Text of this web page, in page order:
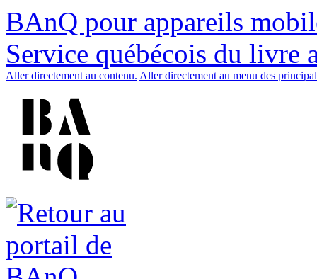
BAnQ pour appareils
Service québécois du livre
Aller directement au contenu. Aller directement au menu des